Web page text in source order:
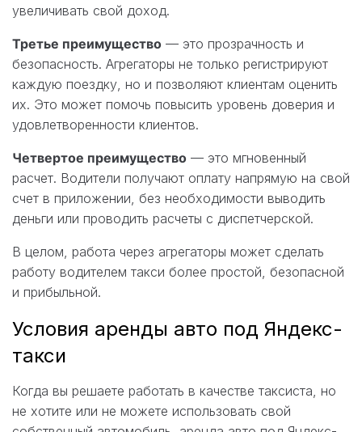
увеличивать свой доход.
Третье преимущество — это прозрачность и
безопасность. Агрегаторы не только регистрируют
каждую поездку, но и позволяют клиентам оценить
их. Это может помочь повысить уровень доверия и
удовлетворенности клиентов.
Четвертое преимущество — это мгновенный
расчет. Водители получают оплату напрямую на свой
счет в приложении, без необходимости выводить
деньги или проводить расчеты с диспетчерской.
В целом, работа через агрегаторы может сделать
работу водителем такси более простой, безопасной
и прибыльной.
Условия аренды авто под Яндекс-
такси
Когда вы решаете работать в качестве таксиста, но
не хотите или не можете использовать свой